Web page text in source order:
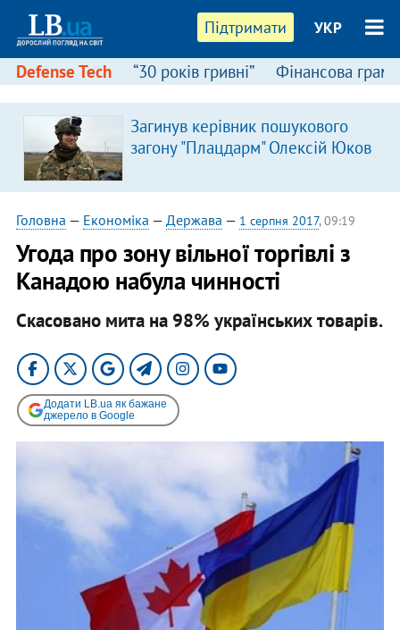
Підтримати УКР
Defense Tech “30 років гривні” Фінансова
Загинув керівник пошукового
загону "Плацдарм" Олексій Юков
Головна — Економіка — Держава — 1 серпня 2017, 09:19
Угода про зону вільної торгівлі з
Канадою набула чинності
Скасовано мита на 98% українських товарів.
Додати LB.ua як бажане
джерело в Google